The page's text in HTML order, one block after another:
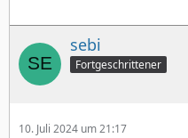
sebi
Fortgeschrittener
10. Juli 2024 um 21:17